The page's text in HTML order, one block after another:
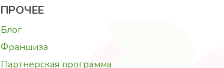
ПРОЧЕЕ
Блог
Франшиза
Партнерская программа